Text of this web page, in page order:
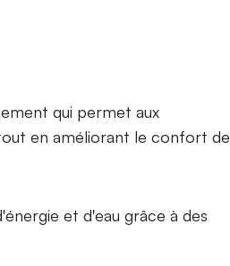
qui permet aux
en améliorant le confort de
et d'eau grâce à des